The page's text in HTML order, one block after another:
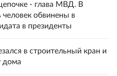
- глава МВД. В
человек обвинены в
в президенты
в строительный кран и
дома